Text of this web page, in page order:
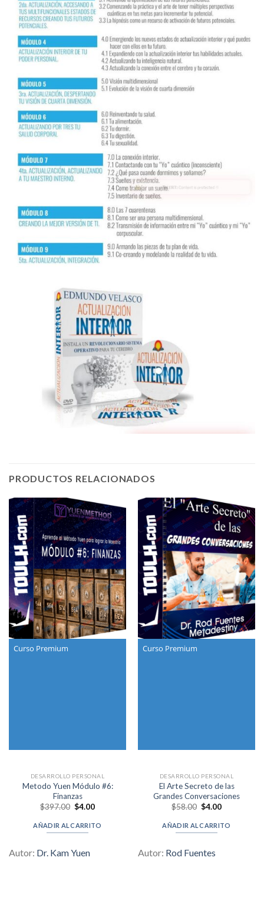
PRODUCTOS RELACIONADOS
Curso Premium
DESARROLLO PERSONAL
Metodo Yuen Módulo #6:
Finanzas
$397.00 Original
was:
$397.00.
$4.00Current
is:
$4.00.
AÑADIR AL CARRITO
Autor: Dr. Kam Yuen
Curso Premium
DESARROLLO PERSONAL
El Arte Secreto de las
Grandes Conversaciones
$58.00 Original
was:
$58.00.
$4.00Current
is:
$4.00.
AÑADIR AL CARRITO
Autor: Rod Fuentes